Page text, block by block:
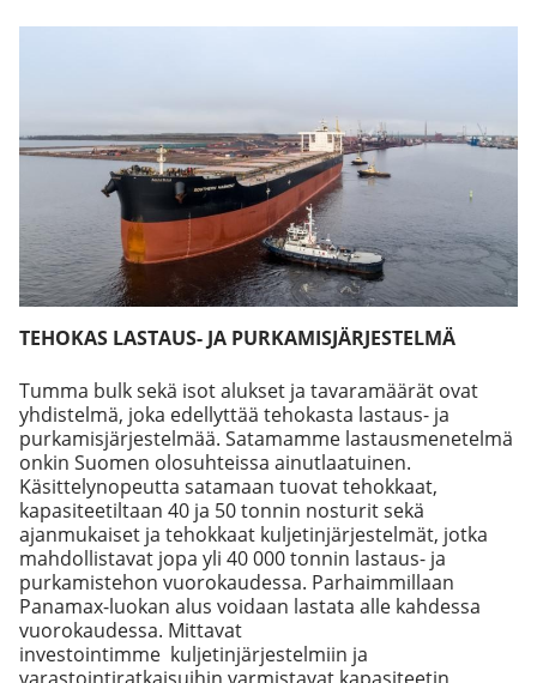
TEHOKAS LASTAUS- JA PURKAMISJÄRJESTELMÄ
Tumma bulk sekä isot alukset ja tavaramäärät ovat
yhdistelmä, joka edellyttää tehokasta lastaus- ja
purkamisjärjestelmää. Satamamme lastausmenetelmä
onkin Suomen olosuhteissa ainutlaatuinen.
Käsittelynopeutta satamaan tuovat tehokkaat,
kapasiteetiltaan 40 ja 50 tonnin nosturit sekä
ajanmukaiset ja tehokkaat kuljetinjärjestelmät, jotka
mahdollistavat jopa yli 40 000 tonnin lastaus- ja
purkamistehon vuorokaudessa. Parhaimmillaan
Panamax-luokan alus voidaan lastata alle kahdessa
vuorokaudessa. Mittavat
investointimme kuljetinjärjestelmiin ja